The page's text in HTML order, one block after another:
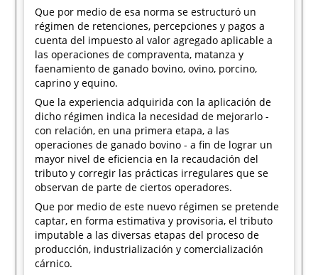
Que por medio de esa norma se estructuró un
régimen de retenciones, percepciones y pagos a
cuenta del impuesto al valor agregado aplicable a
las operaciones de compraventa, matanza y
faenamiento de ganado bovino, ovino, porcino,
caprino y equino.
Que la experiencia adquirida con la aplicación de
dicho régimen indica la necesidad de mejorarlo -
con relación, en una primera etapa, a las
operaciones de ganado bovino - a fin de lograr un
mayor nivel de eficiencia en la recaudación del
tributo y corregir las prácticas irregulares que se
observan de parte de ciertos operadores.
Que por medio de este nuevo régimen se pretende
captar, en forma estimativa y provisoria, el tributo
imputable a las diversas etapas del proceso de
producción, industrialización y comercialización
cárnico.